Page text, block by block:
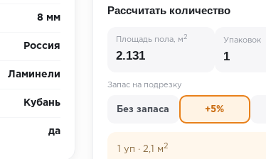
8 мм
Россия
Ламинели
Кубань
да
Рассчитать количество
Площадь пола, м 2
Упаковок
Запас на подрезку
Без запаса +5%
1 уп · 2,1 м 2